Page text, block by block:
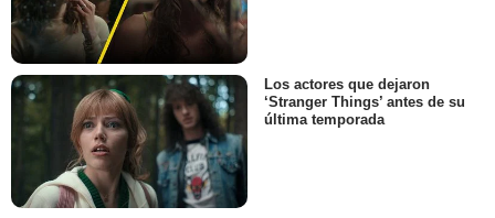
Los actores que dejaron
‘Stranger Things’ antes de su
última temporada